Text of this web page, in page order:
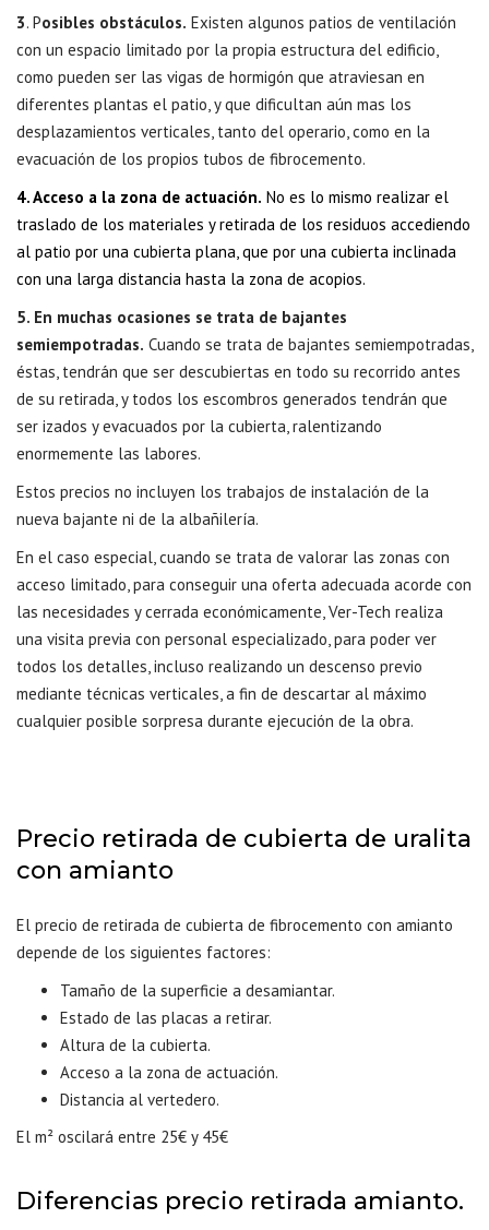
3. Posibles obstáculos. Existen algunos patios de ventilación
con un espacio limitado por la propia estructura del edificio,
como pueden ser las vigas de hormigón que atraviesan en
diferentes plantas el patio, y que dificultan aún mas los
desplazamientos verticales, tanto del operario, como en la
evacuación de los propios tubos de fibrocemento.
4. Acceso a la zona de actuación. No es lo mismo realizar el
traslado de los materiales y retirada de los residuos accediendo
al patio por una cubierta plana, que por una cubierta inclinada
con una larga distancia hasta la zona de acopios.
5. En muchas ocasiones se trata de bajantes
semiempotradas. Cuando se trata de bajantes semiempotradas,
éstas, tendrán que ser descubiertas en todo su recorrido antes
de su retirada, y todos los escombros generados tendrán que
ser izados y evacuados por la cubierta, ralentizando
enormemente las labores.
Estos precios no incluyen los trabajos de instalación de la
nueva bajante ni de la albañilería.
En el caso especial, cuando se trata de valorar las zonas con
acceso limitado, para conseguir una oferta adecuada acorde con
las necesidades y cerrada económicamente, Ver-Tech realiza
una visita previa con personal especializado, para poder ver
todos los detalles, incluso realizando un descenso previo
mediante técnicas verticales, a fin de descartar al máximo
cualquier posible sorpresa durante ejecución de la obra.
Precio retirada de cubierta de uralita
con amianto
El precio de retirada de cubierta de fibrocemento con amianto
depende de los siguientes factores:
Tamaño de la superficie a desamiantar.
Estado de las placas a retirar.
Altura de la cubierta.
Acceso a la zona de actuación.
Distancia al vertedero.
El m² oscilará entre 25€ y 45€
Diferencias precio retirada amianto.